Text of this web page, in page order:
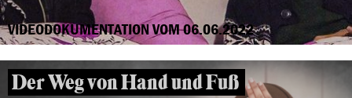
VIDEODOKUMENTATION VOM 06.06.2022
Der Weg von Hand und Fuß